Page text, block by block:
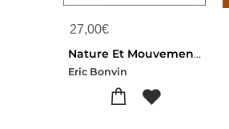
27,00€
Nature Et Mouvements De La Relation Humaine
Eric Bonvin